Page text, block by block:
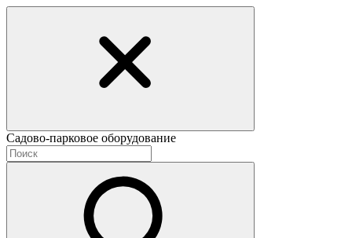
Садово-парковое оборудование